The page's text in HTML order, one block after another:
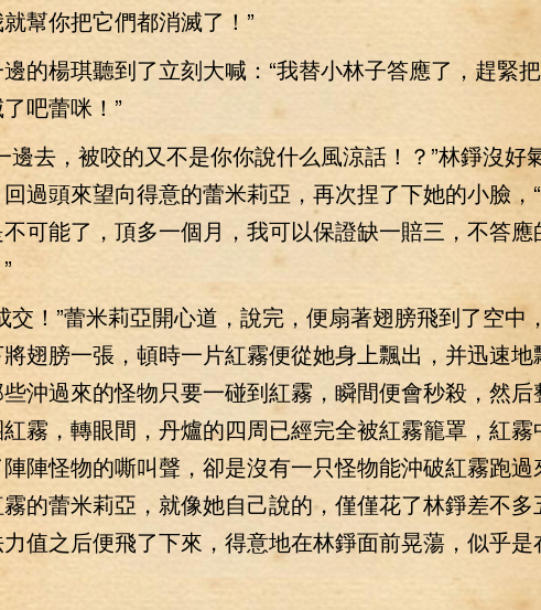
幫你把它們都消滅了！”
楊琪聽到了立刻大喊：“我替小林子答應了，趕緊
吧蕾咪！”
去，被咬的又不是你你說什么風涼話！？”林錚沒好
過頭來望向得意的蕾米莉亞，再次捏了下她的小臉，
可能了，頂多一個月，我可以保證缺一賠三，不答應
！”蕾米莉亞開心道，說完，便扇著翅膀飛到了空中
翅膀一張，頓時一片紅霧便從她身上飄出，并迅速地
沖過來的怪物只要一碰到紅霧，瞬間便會秒殺，然后
霧，轉眼間，丹爐的四周已經完全被紅霧籠罩，紅霧
陣怪物的嘶叫聲，卻是沒有一只怪物能沖破紅霧跑過
的蕾米莉亞，就像她自己說的，僅僅花了林錚差不多
值之后便飛了下來，得意地在林錚面前晃蕩，似乎是